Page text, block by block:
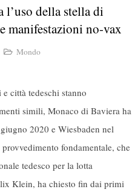
della stella di
manifestazioni no-vax
Mondo
città tedeschi stanno
simili, Monaco di Baviera ha
2020 e Wiesbaden nel
fondamentale, che
tedesco per la lotta
Klein, ha chiesto fin dai primi